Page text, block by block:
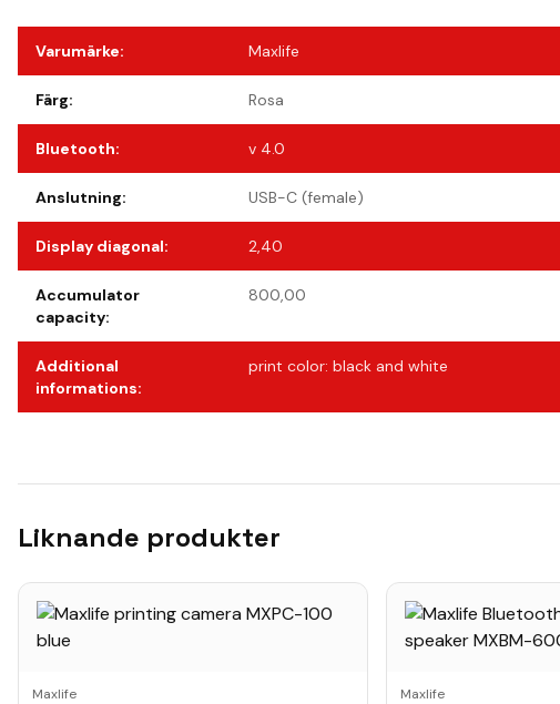
Varumärke: Maxlife
Färg: Rosa
Bluetooth: v 4.0
Anslutning: USB-C (female)
Display diagonal: 2,40
Accumulator
capacity:
800,00
Additional
informations:
print color: black and white
Liknande produkter
Maxlife Maxlife